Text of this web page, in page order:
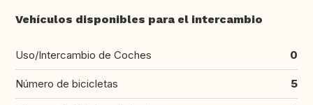
Vehículos disponibles para el intercambio
Uso/Intercambio de Coches 0
Número de bicicletas 5